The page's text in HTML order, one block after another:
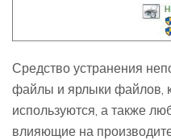
Средство устранения
файлы и ярлыки файлов,
используются, а также
влияющие на